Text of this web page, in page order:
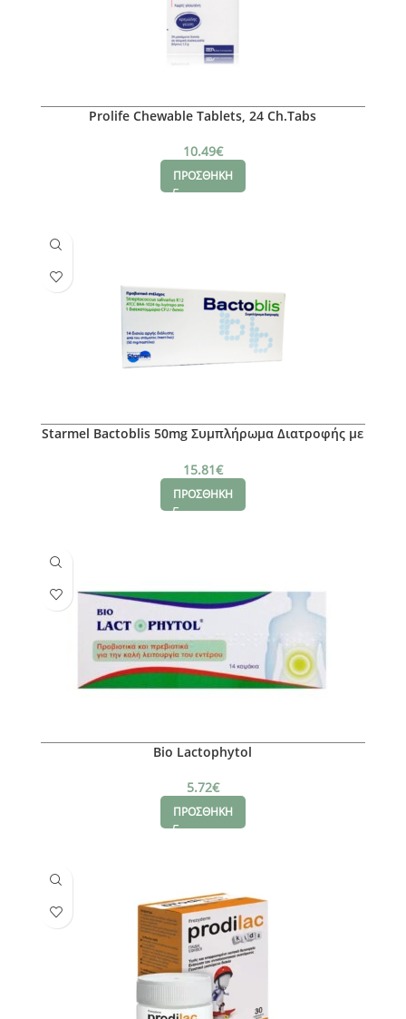
Prolife Chewable Tablets, 24 Ch.Tabs
10.49€
ΠΡΟΣΘΗΚΗ
Starmel Bactoblis 50mg Συμπλήρωμα Διατροφής με
15.81€
ΠΡΟΣΘΗΚΗ
Bio Lactophytol
5.72€
ΠΡΟΣΘΗΚΗ